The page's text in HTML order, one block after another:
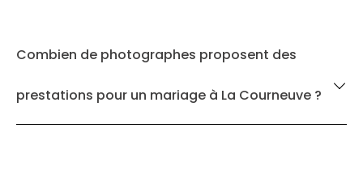
Combien de photographes proposent des
prestations pour un mariage à La Courneuve ?